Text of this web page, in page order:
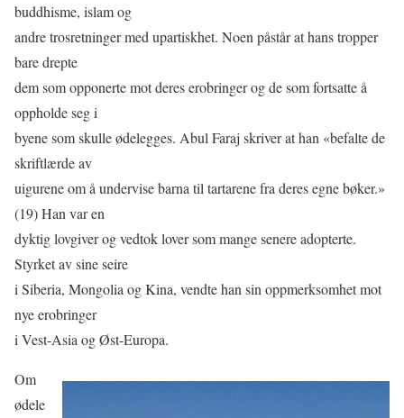
buddhisme, islam og
andre trosretninger med upartiskhet. Noen påstår at hans tropper
bare drepte
dem som opponerte mot deres erobringer og de som fortsatte å
oppholde seg i
byene som skulle ødelegges. Abul Faraj skriver at han «befalte de
skriftlærde av
uigurene om å undervise barna til tartarene fra deres egne bøker.»
(19) Han var en
dyktig lovgiver og vedtok lover som mange senere adopterte.
Styrket av sine seire
i Siberia, Mongolia og Kina, vendte han sin oppmerksomhet mot
nye erobringer
i Vest-Asia og Øst-Europa.
Om
ødele